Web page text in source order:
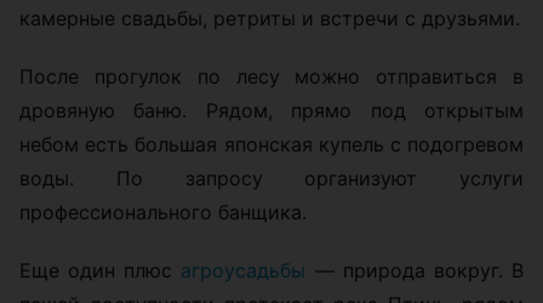
камерные свадьбы, ретриты и встречи с друзьями.
После прогулок по лесу можно отправиться в
дровяную баню. Рядом, прямо под открытым
небом есть большая японская купель с подогревом
воды. По запросу организуют услуги
профессионального банщика.
Еще один плюс агроусадьбы — природа вокруг. В